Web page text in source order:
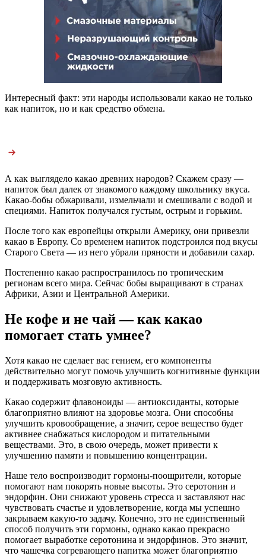
Интересный факт: эти народы использовали какао не только
как напиток, но и как средство обмена.
А как выглядело какао древних народов? Скажем сразу —
напиток был далек от знакомого каждому школьнику вкуса.
Какао-бобы обжаривали, измельчали и смешивали с водой и
специями. Напиток получался густым, острым и горьким.
После того как европейцы открыли Америку, они привезли
какао в Европу. Со временем напиток подстроился под вкусы
Старого Света — из него убрали пряности и добавили сахар.
Постепенно какао распространилось по тропическим
регионам всего мира. Сейчас бобы выращивают в странах
Африки, Азии и Центральной Америки.
Не кофе и не чай — как какао
помогает стать умнее?
Хотя какао не сделает вас гением, его компоненты
действительно могут помочь улучшить когнитивные функции
и поддерживать мозговую активность.
Какао содержит флавоноиды — антиоксиданты, которые
благоприятно влияют на здоровье мозга. Они способны
улучшить кровообращение, а значит, серое вещество будет
активнее снабжаться кислородом и питательными
веществами. Это, в свою очередь, может привести к
улучшению памяти и повышению концентрации.
Наше тело воспроизводит гормоны-поощрители, которые
помогают нам покорять новые высоты. Это серотонин и
эндорфин. Они снижают уровень стресса и заставляют нас
чувствовать счастье и удовлетворение, когда мы успешно
закрываем какую-то задачу. Конечно, это не единственный
способ получить эти гормоны, однако какао прекрасно
помогает выработке серотонина и эндорфинов. Это значит,
что чашечка согревающего напитка может благоприятно